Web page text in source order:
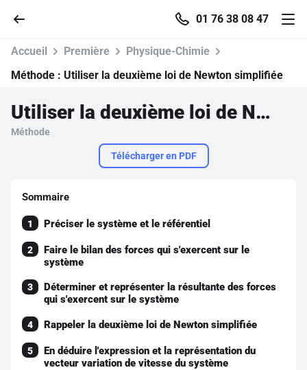
01 76 38 08 47
Accueil
Se connecter
Pour profiter de 10 contenus offerts.
Accueil Première
Physique-Chimie
Méthode : Utiliser la deuxième loi de Newton simplifiée
Utiliser la deuxième loi de Newton simplifiée
Méthode
Télécharger en PDF
Sommaire
1 Préciser le système et le référentiel
2
Faire le bilan des forces qui s'exercent sur le
système
3
Déterminer et représenter la résultante des forces
qui s'exercent sur le système
4 Rappeler la deuxième loi de Newton simplifiée
5
En déduire l'expression et la représentation du
vecteur variation de vitesse du système